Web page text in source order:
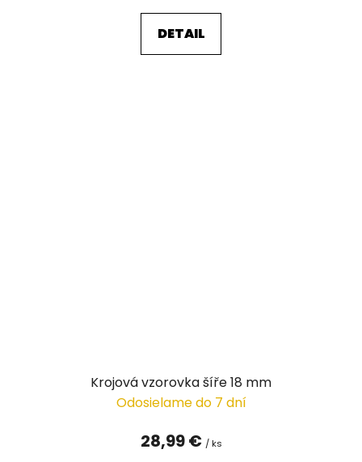
DETAIL
Krojová vzorovka šíře 18 mm
Odosielame do 7 dní
28,99 € / ks